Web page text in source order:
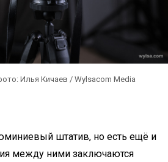
Илья Кичаев / Wylsacom Media
штатив, но есть ещё и
между ними заключаются